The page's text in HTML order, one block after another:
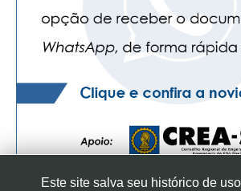
Este site salva seu histórico de